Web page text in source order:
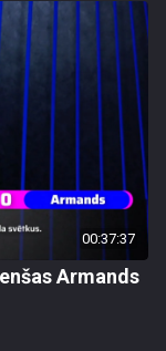
00:37:37
Armands